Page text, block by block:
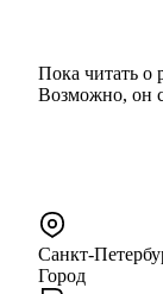
Пока читать о
Возможно, он
Санкт-
Город